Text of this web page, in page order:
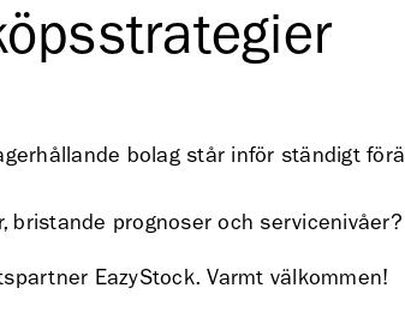
bolag står inför ständigt
bristande prognoser och servicenivåer?
EazyStock. Varmt välkommen!